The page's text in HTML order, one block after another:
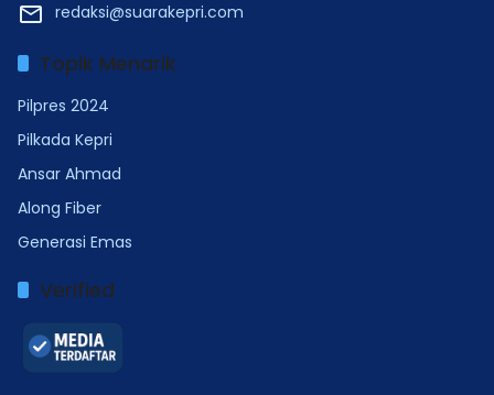
redaksi@suarakepri.com
Topik Menarik
Pilpres 2024
Pilkada Kepri
Ansar Ahmad
Along Fiber
Generasi Emas
Verified